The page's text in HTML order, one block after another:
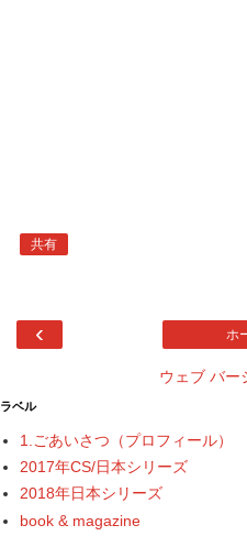
共有
‹ ホ
ウェブ バー
ラベル
1.ごあいさつ（プロフィール）
2017年CS/日本シリーズ
2018年日本シリーズ
book & magazine